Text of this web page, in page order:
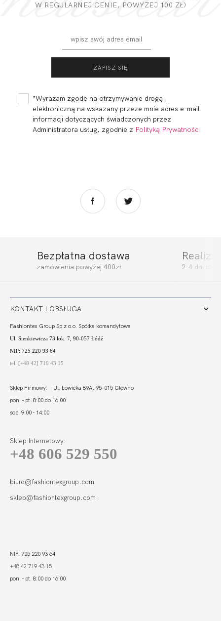
182,00 zł 152,00 zł
ACTIVE BOKSERKA
ACTIVE BRASSIERE
ACTIVE LEGGINSY
W REGULARNEJ CENIE, POWYZEJ 100 ZŁ)
*Wyrażam zgodę na otrzymywanie drogą
elektroniczną na wskazany przeze mnie adres e-mail
informacji dotyczących świadczonych przez
Administratora usług, zgodnie z Polityką Prywatności
Bezpłatna dostawa
zamówienia powyżej 400zł 2-4 dni
KONTAKT I OBSŁUGA
Fashiontex Group Sp.z o.o. Spółka komandytowa
Ul. Sienkiewicza 73 lok. 7, 90-057 Łódź
NIP: 725 220 93 64
tel. [+48 42] 719 43 15
Sklep Firmowy: Ul. Łowicka 89A, 95-015 Głowno
pon. - pt. 8:00 do 16:00
sob. 9:00 - 14:00
Sklep Internetowy:
+48 606 529 550
biuro@fashiontexgroup.com
sklep@fashiontexgroup.com
NIP: 725 220 93 64
+48 42 719 43 15
pon. - pt. 8:00 do 16:00